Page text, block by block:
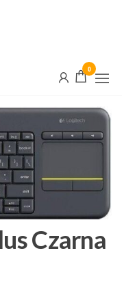
0
Czarna